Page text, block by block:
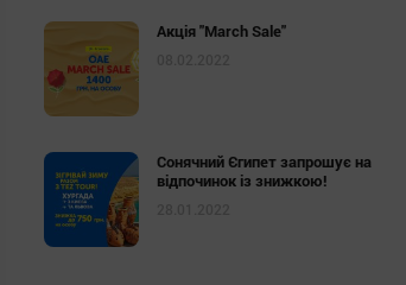
Акція "March Sale"
Сонячний Єгипет запрошує на
відпочинок із знижкою!